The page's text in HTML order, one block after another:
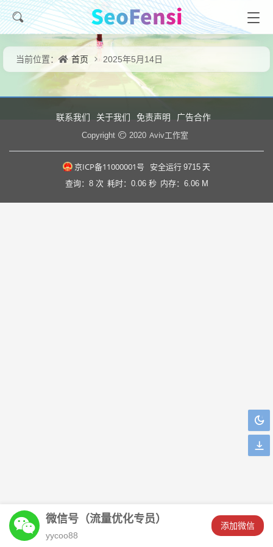
当前位置： 首页 2025年5月14日
联系我们 关于我们 免责声明 广告合作
Copyright 2020 Aviv工作室
京ICP备11000001号 安全运行 9715 天
查询：8 次 耗时：0.06 秒 内存：6.06 M
󦘖 微信号（流量优化专员）
yycoo88
添加微信
*挽安刚刚添加了客服微信！